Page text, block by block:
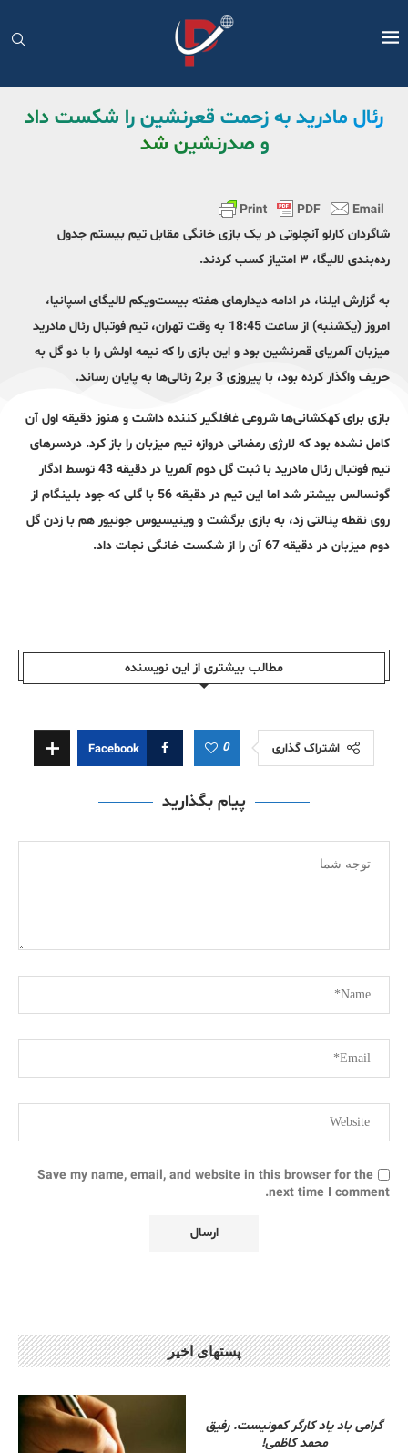
رئال مادرید به زحمت قعرنشین را شکست داد
و صدرنشین شد
شاگردان کارلو آنچلوتی در یک بازی خانگی مقابل تیم بیستم جدول
رده‌بندی لالیگا، ۳ امتیاز کسب کردند.
به گزارش ایلنا، در ادامه دیدارهای هفته بیست‌و‌یکم لالیگای اسپانیا،
امروز (یکشنبه) از ساعت 18:45 به وقت تهران، تیم فوتبال رئال مادرید
میزبان آلمریای قعرنشین بود و این بازی را که نیمه اولش را با دو گل به
حریف واگذار کرده بود، با پیروزی 3 بر2 رئالی‌ها به پایان رساند.
بازی برای کهکشانی‌ها شروعی غافلگیر کننده داشت و هنوز دقیقه اول آن
کامل نشده بود که لارژی رمضانی دروازه‌ تیم میزبان را باز کرد. دردسرهای
تیم فوتبال رئال مادرید با ثبت گل دوم آلمریا در دقیقه 43 توسط ادگار
گونسالس بیشتر شد اما این تیم در دقیقه 56 با گلی که جود بلینگام از
روی نقطه پنالتی زد، به بازی برگشت و وینیسیوس جونیور هم با زدن گل
دوم میزبان در دقیقه 67 آن را از شکست خانگی نجات داد.
مطالب بیشتری از این نویسندە
اشتراک گذاری 0
Facebook
پیام بگذارید
Save my name, email, and website in this browser for the
next time I comment.
پستهای اخیر
گرامی باد یاد کارگر کمونیست. رفیق
محمد کاظمی!